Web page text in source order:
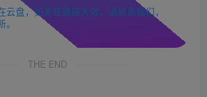
云盘，如发现链接失效，请联系我们，
THE END